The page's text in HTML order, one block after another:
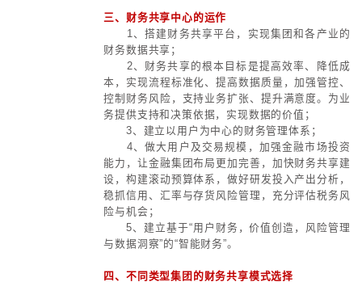
艺术品投资等；
5、理财型投资：银行金融产
险，期货对冲等。
四、集团投资管理的主要内容
1、投资项目界定。不仅包括固
及改扩建项目，还包括技术引进、科
投资、企业兼并、收购、联营等项目
2、组织机构的设置。在母公司
会下成立专门的投资委员会，也可以
导下的投资项目决策会议形式。企业
投资或发展部，投资部采用项目小组
负责项目管理全过程。在子公司视情
资部，但一般限制子公司、孙公司的